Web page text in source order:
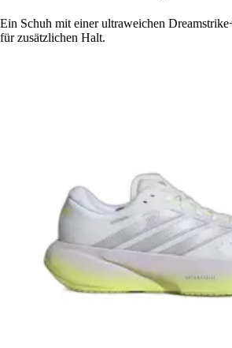
Ein Schuh mit einer ultraweichen
für zusätzlichen Halt.